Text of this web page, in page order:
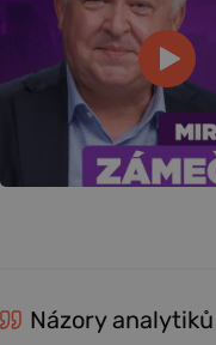
Názory analytiků